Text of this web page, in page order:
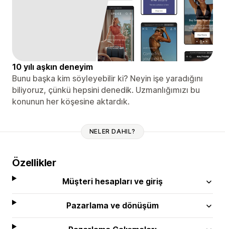
10 yılı aşkın deneyim
Bunu başka kim söyleyebilir ki? Neyin işe yaradığını
biliyoruz, çünkü hepsini denedik. Uzmanlığımızı bu
konunun her köşesine aktardık.
NELER DAHIL?
Özellikler
Müşteri hesapları ve giriş
Pazarlama ve dönüşüm